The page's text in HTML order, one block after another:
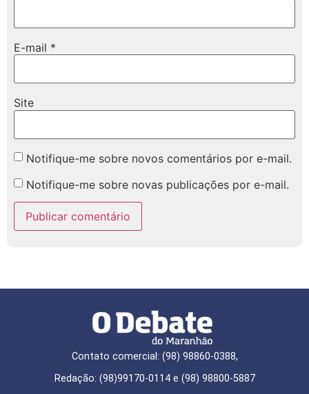
E-mail *
Site
Notifique-me sobre novos comentários por e-mail.
Notifique-me sobre novas publicações por e-mail.
Contato comercial: (98) 98860-0388,
Redação: (98)99170-0114 e (98) 98800-5887